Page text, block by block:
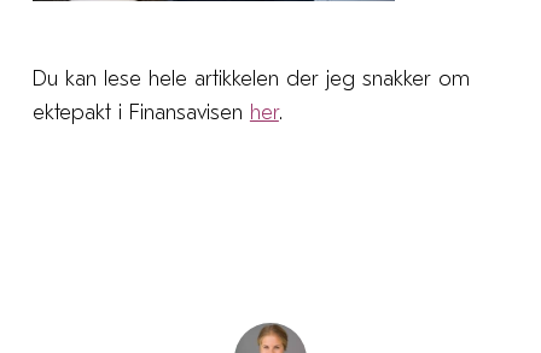
Du kan lese hele artikkelen der jeg snakker om
ektepakt i Finansavisen her.